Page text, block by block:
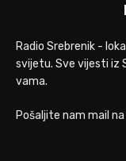
Radio Srebrenik -
svijetu. Sve vijesti iz
vama.
Pošaljite nam mail na